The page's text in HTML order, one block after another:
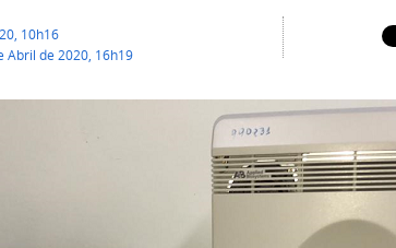
10h16
Abril de 2020, 16h19